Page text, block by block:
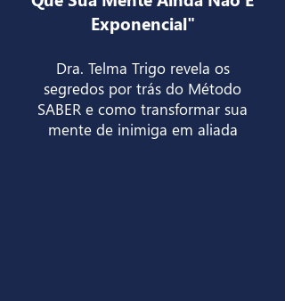
Exponencial"
Dra. Telma Trigo revela os
segredos por trás do Método
SABER e como transformar sua
mente de inimiga em aliada